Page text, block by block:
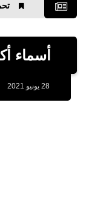
تحميل لعبة KUBOOM 3D: FPS Shooter للأيفون والاندرويد عبر الإنترنت
أسماء
28 يونيو 2021